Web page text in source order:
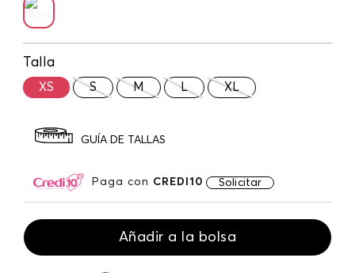
Talla
XS S M L XL
GUÍA DE TALLAS
Paga con CREDI10 Solicitar
Añadir a la bolsa